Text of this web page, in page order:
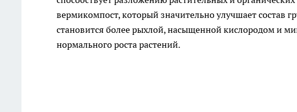
вермикомпост, который значительно улучшает состав
становится более рыхлой, насыщенной кислородом и
нормального роста растений.